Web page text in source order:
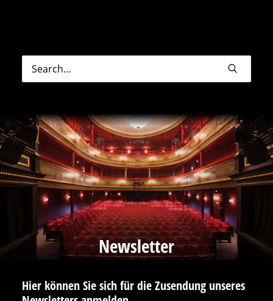
Newsletter
Hier können Sie sich für die Zusendung unseres